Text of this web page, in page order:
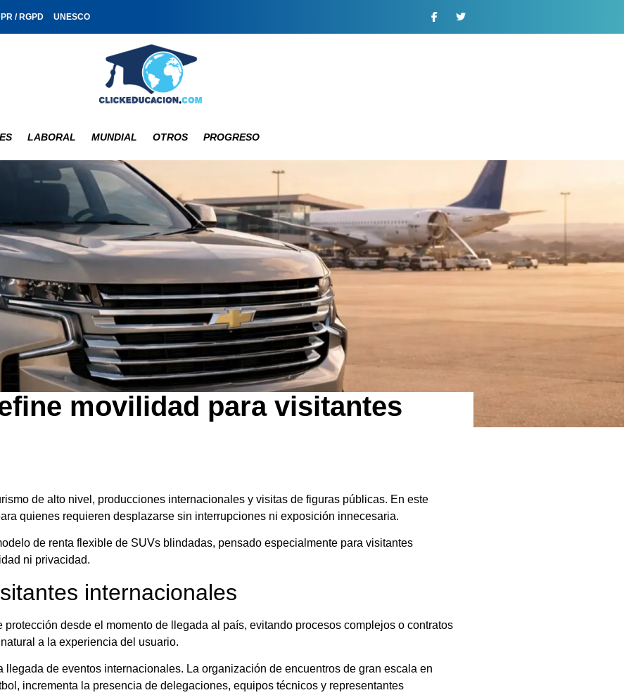
/ RGPD UNESCO
LABORAL MUNDIAL OTROS PROGRESO
movilidad para visitantes
de alto nivel, producciones internacionales y visitas de figuras públicas. En este
quienes requieren desplazarse sin interrupciones ni exposición innecesaria.
de renta flexible de SUVs blindadas, pensado especialmente para visitantes
ni privacidad.
internacionales
desde el momento de llegada al país, evitando procesos complejos o contratos
a la experiencia del usuario.
de eventos internacionales. La organización de encuentros de gran escala en
incrementa la presencia de delegaciones, equipos técnicos y representantes